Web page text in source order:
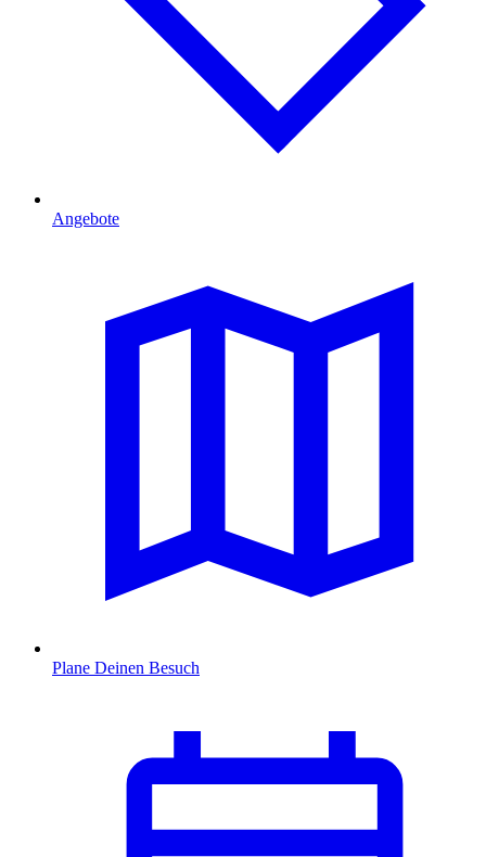
Angebote
Plane Deinen Besuch